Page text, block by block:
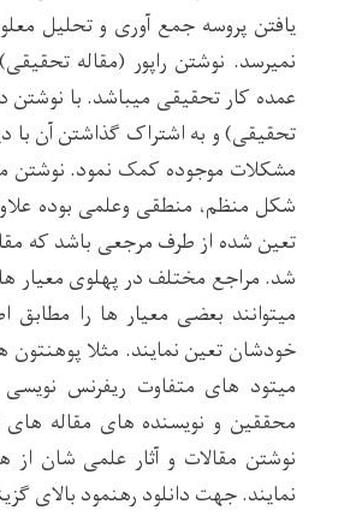
یافتن پروسه جمع آوری و تحلیل
نمیرسد. نوشتن راپور (مقاله
عمده کار تحقیقی میباشد. با نوشتن
تحقیقی) و به اشتراک گذاشتن آن با
مشکلات موجوده کمک نمود. نوشتن
شکل منظم، منطقی وعلمی بوده
تعین شده از طرف مرجعی باشد که
شد. مراجع مختلف در پهلوی معیار
میتوانند بعضی معیار ها را
خودشان تعین نمایند. مثلا پوهنتون
میتود های متفاوت ریفرنس
محققین و نویسنده های مقاله های
نوشتن مقالات و آثار علمی شان از
نمایند. جهت دانلود رهنمود بالای